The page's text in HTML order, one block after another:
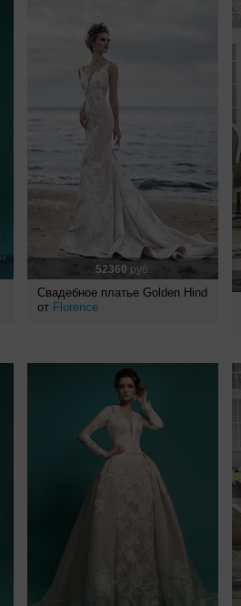
52360 руб.
Свадебное платье Golden Hind
от Florence